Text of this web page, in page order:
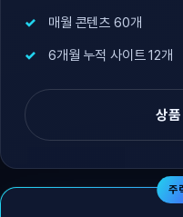
매월 콘텐츠 60개
6개월 누적 사이트 12개
상품
주